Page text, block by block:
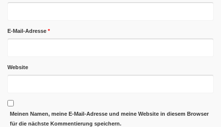
E-Mail-Adresse *
Website
Meinen Namen, meine E-Mail-Adresse und meine Website in diesem Browser
für die nächste Kommentierung speichern.